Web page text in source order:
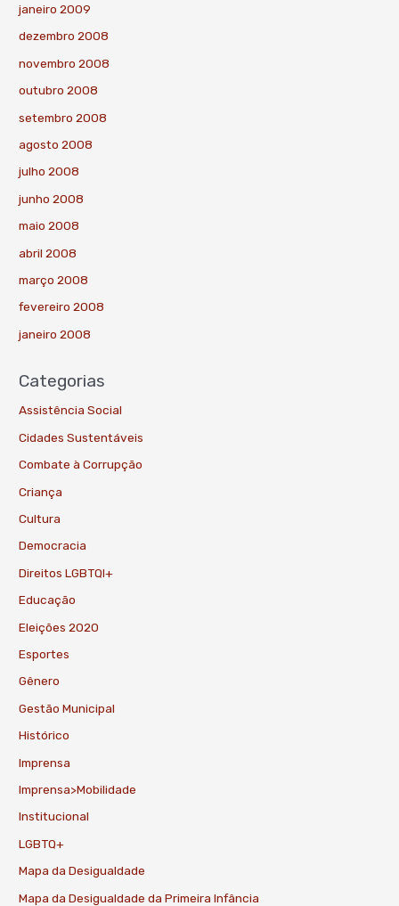
janeiro 2009
dezembro 2008
novembro 2008
outubro 2008
setembro 2008
agosto 2008
julho 2008
junho 2008
maio 2008
abril 2008
março 2008
fevereiro 2008
janeiro 2008
Categorias
Assistência Social
Cidades Sustentáveis
Combate à Corrupção
Criança
Cultura
Democracia
Direitos LGBTQI+
Educação
Eleições 2020
Esportes
Gênero
Gestão Municipal
Histórico
Imprensa
Imprensa>Mobilidade
Institucional
LGBTQ+
Mapa da Desigualdade
Mapa da Desigualdade da Primeira Infância